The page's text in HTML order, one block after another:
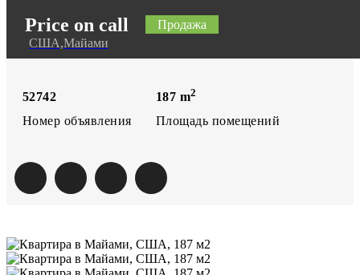
Price on call
Продажа
США,Майами
52742
Номер объявления
187 m2
Площадь помещений